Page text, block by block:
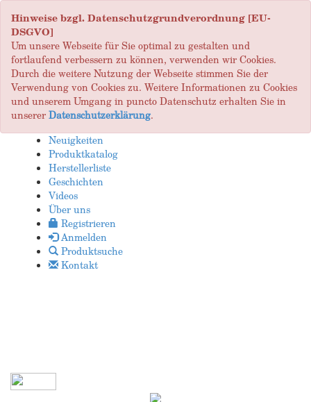
Hinweise bzgl. Datenschutzgrundverordnung [EU-
DSGVO]
Um unsere Webseite für Sie optimal zu gestalten und
fortlaufend verbessern zu können, verwenden wir Cookies.
Durch die weitere Nutzung der Webseite stimmen Sie der
Verwendung von Cookies zu. Weitere Informationen zu Cookies
und unserem Umgang in puncto Datenschutz erhalten Sie in
unsererDatenschutzerklärung.
Neuigkeiten
Produktkatalog
Herstellerliste
Geschichten
Videos
Über uns
Registrieren
Anmelden
Produktsuche
Kontakt